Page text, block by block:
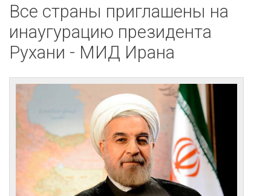
Все страны приглашены на
инаугурацию президента
Рухани - МИД Ирана